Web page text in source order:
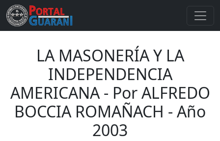
LA MASONERÍA Y LA
INDEPENDENCIA
AMERICANA - Por ALFREDO
BOCCIA ROMAÑACH - Año
2003